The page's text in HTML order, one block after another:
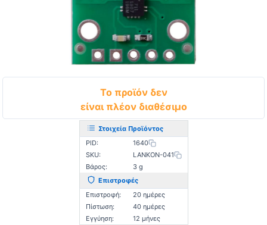
Το προϊόν δεν
είναι πλέον διαθέσιμο
Στοιχεία Προϊόντος
PID:
1640
SKU:
LANKON-041
Βάρος:
3 g
Επιστροφές
Επιστροφή:
20 ημέρες
Πίστωση:
40 ημέρες
Εγγύηση:
12 μήνες